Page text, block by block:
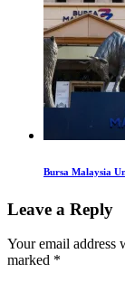
Bursa Malaysia
Leave a Reply
Your email address
marked *